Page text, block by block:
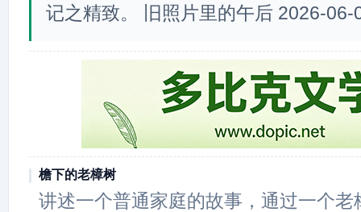
记之精致。 旧照片里的午后 2026-06-
檐下的老樟树
讲述一个普通家庭的故事，通过一个老